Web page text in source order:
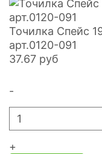
Точилка Спейс
арт.0120-091
37.67 руб
-
+